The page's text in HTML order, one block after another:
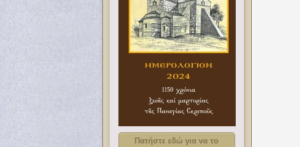
Πατήστε εδώ για να το